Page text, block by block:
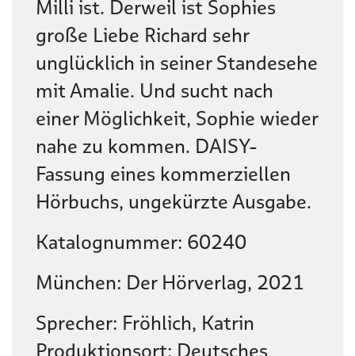
Milli ist. Derweil ist Sophies
große Liebe Richard sehr
unglücklich in seiner Standesehe
mit Amalie. Und sucht nach
einer Möglichkeit, Sophie wieder
nahe zu kommen. DAISY-
Fassung eines kommerziellen
Hörbuchs, ungekürzte Ausgabe.
Katalognummer: 60240
München: Der Hörverlag, 2021
Sprecher: Fröhlich, Katrin